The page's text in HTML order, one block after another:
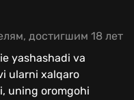
достигшим 18 лет
yashashadi va
ularni xalqaro
uning oromgohi